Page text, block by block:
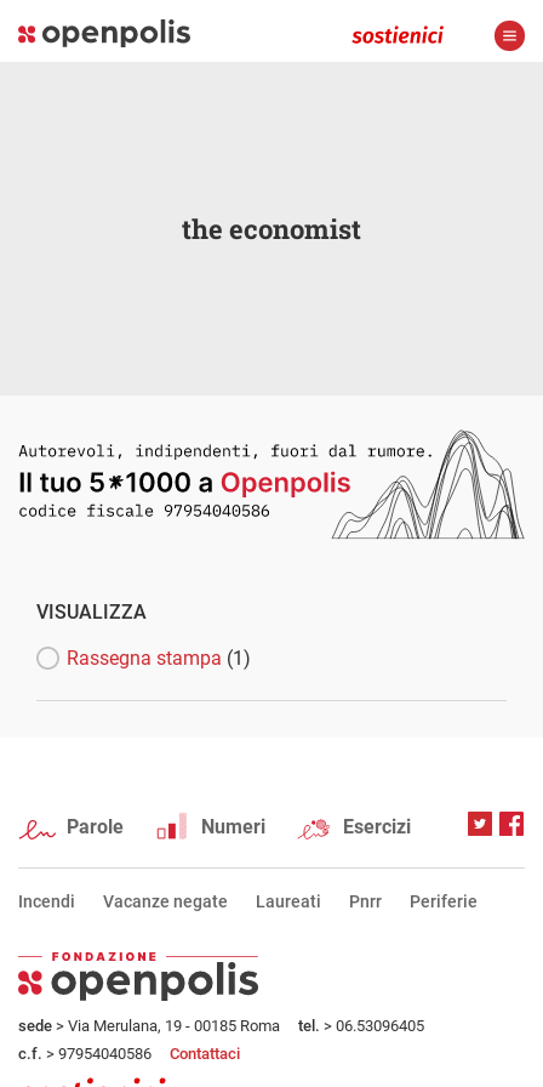
the economist
VISUALIZZA
Rassegna stampa (1)
Parole Numeri Esercizi
Incendi Vacanze negate Laureati Pnrr Periferie
sede > Via Merulana, 19 - 00185 Roma tel. > 06.53096405
c.f. > 97954040586 Contattaci